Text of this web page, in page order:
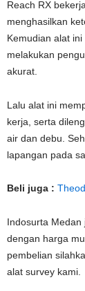
Reach RX
menghasilkan
Kemudian alat
melakukan
akurat.
Lalu alat ini
kerja, serta
air dan debu.
lapangan pada
Beli juga :
Indosurta Medan
dengan harga
pembelian
alat survey kami.